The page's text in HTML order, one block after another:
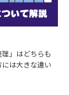
」はどちらも
は大きな違い